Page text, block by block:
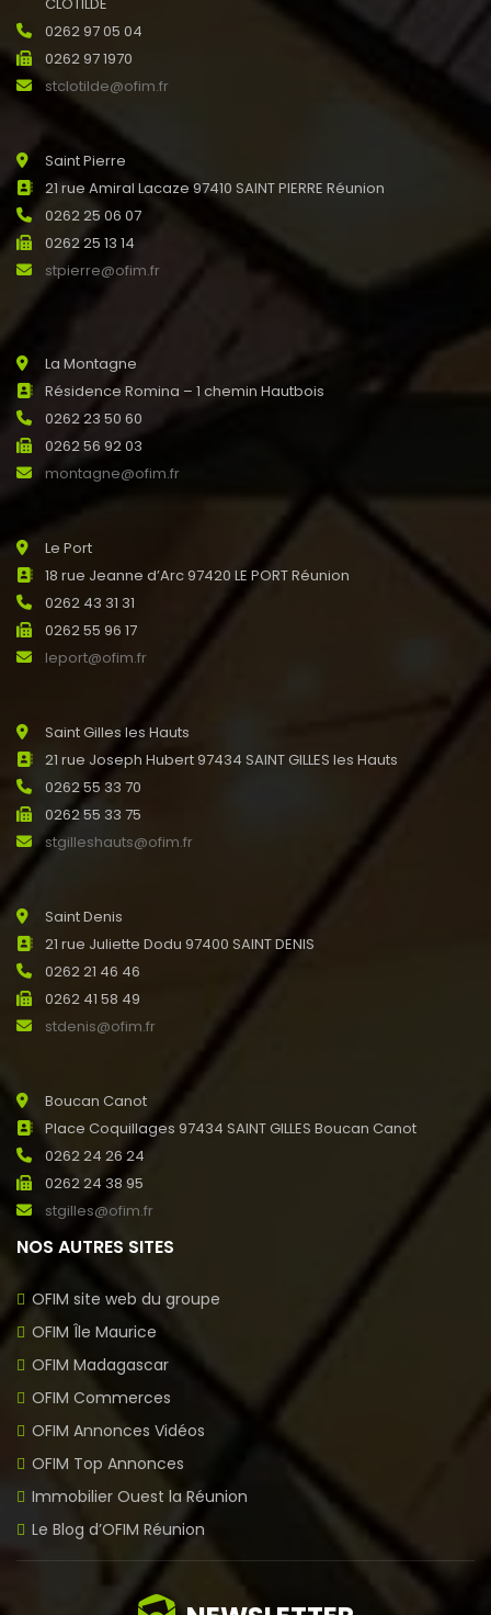
0262 97 05 04
0262 97 1970
stclotilde@ofim.fr
Saint Pierre
21 rue Amiral Lacaze 97410 SAINT PIERRE Réunion
0262 25 06 07
0262 25 13 14
stpierre@ofim.fr
La Montagne
Résidence Romina – 1 chemin Hautbois
0262 23 50 60
0262 56 92 03
montagne@ofim.fr
Le Port
18 rue Jeanne d’Arc 97420 LE PORT Réunion
0262 43 31 31
0262 55 96 17
leport@ofim.fr
Saint Gilles les Hauts
21 rue Joseph Hubert 97434 SAINT GILLES les Hauts
0262 55 33 70
0262 55 33 75
stgilleshauts@ofim.fr
Saint Denis
21 rue Juliette Dodu 97400 SAINT DENIS
0262 21 46 46
0262 41 58 49
stdenis@ofim.fr
Boucan Canot
Place Coquillages 97434 SAINT GILLES Boucan Canot
0262 24 26 24
0262 24 38 95
stgilles@ofim.fr
NOS AUTRES SITES
OFIM site web du groupe
OFIM Île Maurice
OFIM Madagascar
OFIM Commerces
OFIM Annonces Vidéos
OFIM Top Annonces
Immobilier Ouest la Réunion
Le Blog d’OFIM Réunion